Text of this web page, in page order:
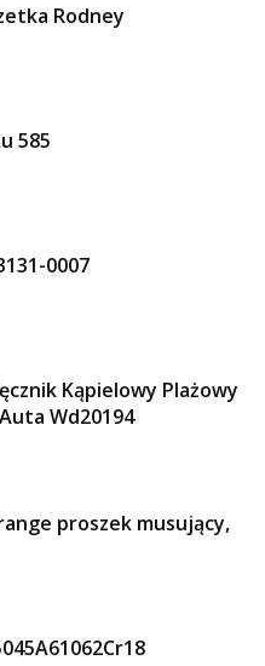
Rodney
585
0007
Kąpielowy Plażowy
Wd20194
proszek musujący,